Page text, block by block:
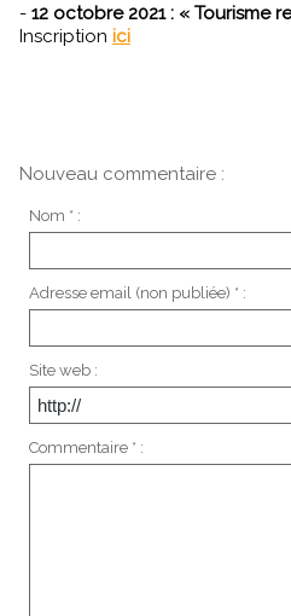
- 12 octobre 2021 : « Tourisme
Inscription ici
Nouveau commentaire :
Nom * :
Adresse email (non publiée) * :
Site web :
Commentaire * :